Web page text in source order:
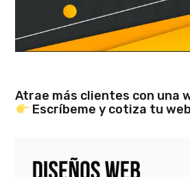
Atrae más clientes con una
Escríbeme y cotiza tu